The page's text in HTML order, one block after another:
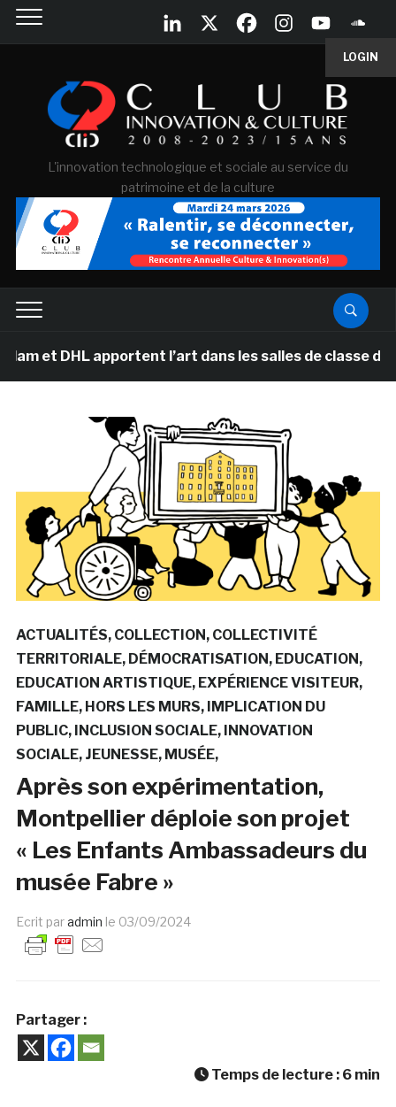
LOGIN
L'innovation technologique et sociale au service du
patrimoine et de la culture
apportent l’art dans les salles de classe des écoles
ACTUALITÉS COLLECTION COLLECTIVITÉ
TERRITORIALE DÉMOCRATISATION
EDUCATION
EDUCATION ARTISTIQUE EXPÉRIENCE VISITEUR
FAMILLE HORS LES MURS
IMPLICATION DU
PUBLIC
INCLUSION SOCIALE
INNOVATION
SOCIALE JEUNESSE MUSÉE
Après son expérimentation,
Montpellier déploie son projet
« Les Enfants Ambassadeurs du
musée Fabre »
Ecrit paradmin le 03/09/2024
Partager :
Temps de lecture : 6 min